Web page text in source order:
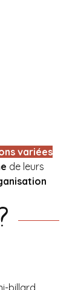
variées
de leurs
billard,